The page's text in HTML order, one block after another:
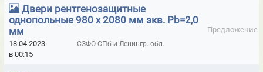
ОРОСИТЕЛИ ОБЩЕГО НАЗНАЧЕНИЯ
ОРОСИТЕЛИ ОБЩЕГО НАЗНАЧЕНИЯ "АКВА-ГЕФЕСТ"
ОРОСИТЕЛИ ОБЩЕГО НАЗНАЧЕНИЯ "АКВА-ГЕФЕСТ"
Двери рентгенозащитные
однопольные 980 х 2080 мм экв. Pb=2,0
мм
Предложение
18.04.2023
в 00:15
СЗФО СПб и Ленингр. обл.